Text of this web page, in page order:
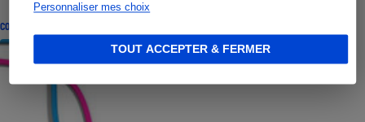
Personnaliser mes choix
TOUT ACCEPTER & FERMER
CONSEILS